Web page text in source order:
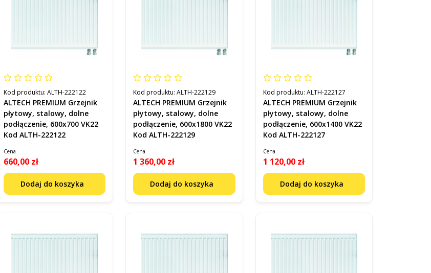
Kod produktu: ALTH-222122
ALTECH PREMIUM Grzejnik
płytowy, stalowy, dolne
podłączenie, 600x700 VK22
Kod ALTH-222122
Cena
660,00 zł
Dodaj do koszyka
Kod produktu:ALTH-222129
ALTECH PREMIUM Grzejnik
płytowy, stalowy, dolne
podłączenie, 600x1800 VK22
Kod ALTH-222129
Cena
1 360,00 zł
Dodaj do koszyka
Kod produktu: ALTH-222127
ALTECH PREMIUM Grzejnik
płytowy, stalowy, dolne
podłączenie, 600x1400 VK22
Kod ALTH-222127
Cena
1 120,00 zł
Dodaj do koszyka